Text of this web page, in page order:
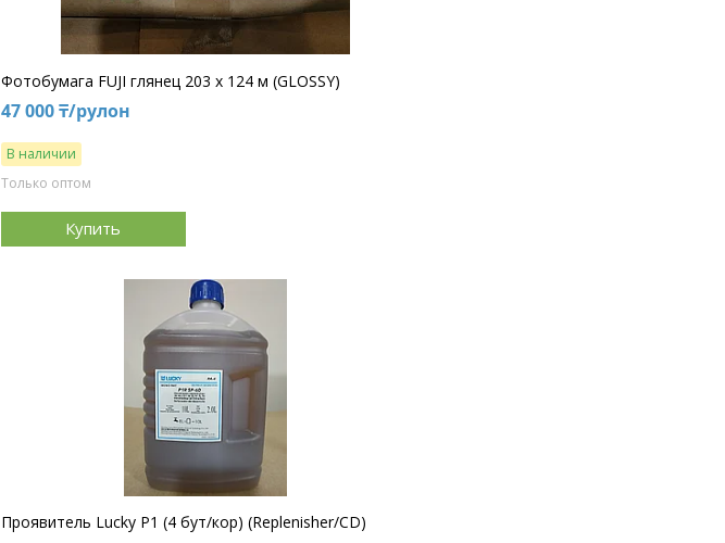
Фотобумага FUJI глянец 203 х 124 м (GLOSSY)
47 000 ₸/рулон
В наличии
Только оптом
Купить
Проявитель Lucky P1 (4 бут/кор) (Replenisher/CD)